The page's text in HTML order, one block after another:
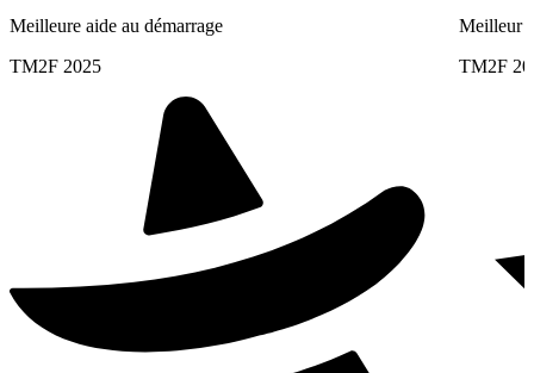
Meilleure aide au démarrage
TM2F 2025
Meilleur
TM2F